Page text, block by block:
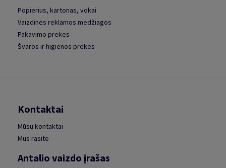
Popierius, kartonas, vokai
Vaizdinės reklamos medžiagos
Pakavimo prekės
Švaros ir higienos prekės
Kontaktai
Mūsų kontaktai
Mus rasite
Antalio vaizdo įrašas